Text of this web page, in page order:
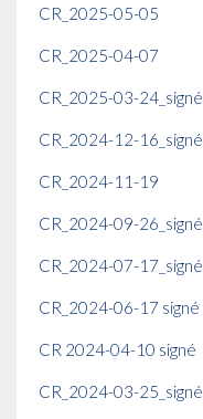
CR_2025-05-05
CR_2025-04-07
CR_2025-03-24_signé
CR_2024-12-16_signé
CR_2024-11-19
CR_2024-09-26_signé
CR_2024-07-17_signé
CR_2024-06-17 signé
CR 2024-04-10 signé
CR_2024-03-25_signé